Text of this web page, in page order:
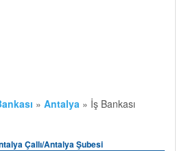
» Antalya » İş Bankası
Çallı/Antalya Şubesi